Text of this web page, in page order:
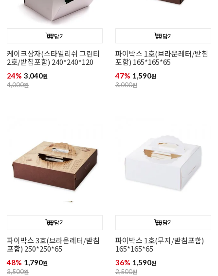
담기
케이크상자(스타일리쉬 그린티
2호/받침포함) 240*240*120
24% 3,040원
4,000원
담기
파이박스 1호(브라운레터/받침
포함) 165*165*65
47% 1,590원
3,000원
담기
파이박스 3호(브라운레터/받침
포함) 250*250*65
48% 1,790원
3,500원
담기
파이박스 1호(무지/받침포함)
165*165*65
36% 1,590원
2,500원